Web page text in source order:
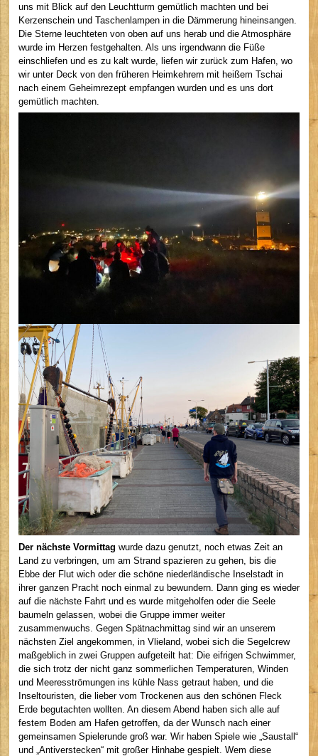
uns mit Blick auf den Leuchtturm gemütlich machten und bei
Kerzenschein und Taschenlampen in die Dämmerung hineinsangen.
Die Sterne leuchteten von oben auf uns herab und die Atmosphäre
wurde im Herzen festgehalten. Als uns irgendwann die Füße
einschliefen und es zu kalt wurde, liefen wir zurück zum Hafen, wo
wir unter Deck von den früheren Heimkehrern mit heißem Tschai
nach einem Geheimrezept empfangen wurden und es uns dort
gemütlich machten.
Der nächste Vormittag wurde dazu genutzt, noch etwas Zeit an
Land zu verbringen, um am Strand spazieren zu gehen, bis die
Ebbe der Flut wich oder die schöne niederländische Inselstadt in
ihrer ganzen Pracht noch einmal zu bewundern. Dann ging es wieder
auf die nächste Fahrt und es wurde mitgeholfen oder die Seele
baumeln gelassen, wobei die Gruppe immer weiter
zusammenwuchs. Gegen Spätnachmittag sind wir an unserem
nächsten Ziel angekommen, in Vlieland, wobei sich die Segelcrew
maßgeblich in zwei Gruppen aufgeteilt hat: Die eifrigen Schwimmer,
die sich trotz der nicht ganz sommerlichen Temperaturen, Winden
und Meeresströmungen ins kühle Nass getraut haben, und die
Inseltouristen, die lieber vom Trockenen aus den schönen Fleck
Erde begutachten wollten. An diesem Abend haben sich alle auf
festem Boden am Hafen getroffen, da der Wunsch nach einer
gemeinsamen Spielerunde groß war. Wir haben Spiele wie „Saustall“
und „Antiverstecken“ mit großer Hinhabe gespielt. Wem diese